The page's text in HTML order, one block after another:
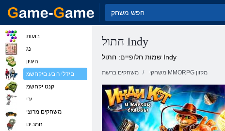
חתול Indy
שמות חלופיים: חתול Indy
משחקים ברשת משחקי MMORPG מקוון
בועות
נג
היגיון
םידלי רובע םיקחשמ
קנט יקחשמ
ירי
משחקים מרוצי
זומבים